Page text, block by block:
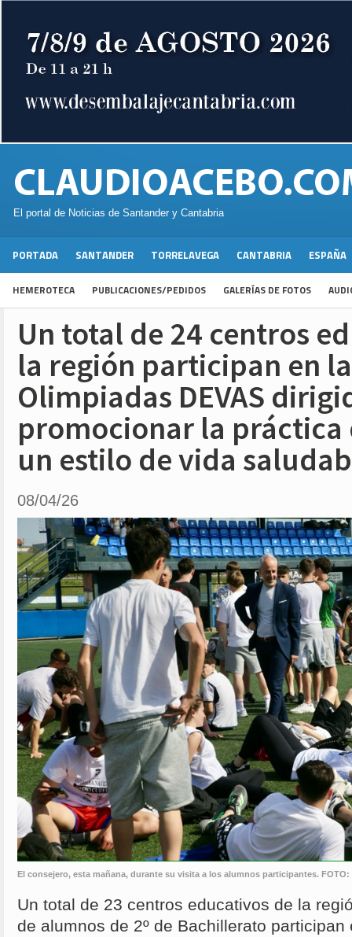
El portal de Noticias de Santander y Cantabria
PORTADA SANTANDER TORRELAVEGA CANTABRIA ESPAÑA
HEMEROTECA PUBLICACIONES/PEDIDOS GALERÍAS DE FOTOS
Un total de 24 centros
la región participan en
Olimpiadas DEVAS
promocionar la
un estilo de vida
08/04/26
El consejero, esta mañana, durante su visita a los alumnos participantes. FOTO:
Un total de 23 centros educativos de la
de alumnos de 2º de Bachillerato